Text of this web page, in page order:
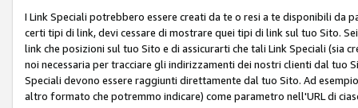
I Link Speciali potrebbero essere creati da te o resi a te disponibili
certi tipi di link, devi cessare di mostrare quei tipi di link sul tuo Sito.
link che posizioni sul tuo Sito e di assicurarti che tali Link Speciali
noi necessaria per tracciare gli indirizzamenti dei nostri clienti dal tuo
Speciali devono essere raggiunti direttamente dal tuo Sito. Ad
altro formato che potremmo indicare) come parametro nell'URL di